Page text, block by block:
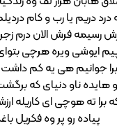
درد دریم یا رب و کام
رسیمه فرش الان درم
ایوشی ویره هرچی
جوانیم هی یه کم
هایده ناو دنیای که
برا ته هوچی ای کاریله
پیاده رو پر وه فکریل